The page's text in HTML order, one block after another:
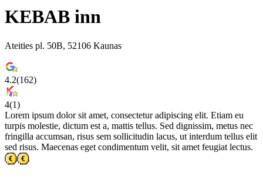
KEBAB inn
Ateities pl. 50B, 52106 Kaunas
4.2(162)
4(1)
Lorem ipsum dolor sit amet, consectetur adipiscing elit. Etiam eu
turpis molestie, dictum est a, mattis tellus. Sed dignissim, metus nec
fringilla accumsan, risus sem sollicitudin lacus, ut interdum tellus elit
sed risus. Maecenas eget condimentum velit, sit amet feugiat lectus.